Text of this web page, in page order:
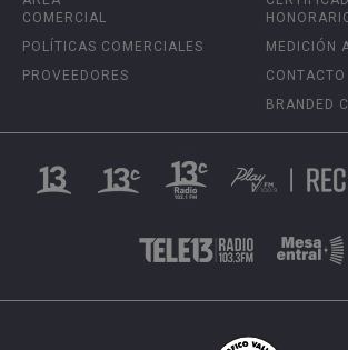
COMERCIAL
POLÍTICAS COMERCIALES
PROVEEDORES
MEDICIÓN
CONTACTO
BRANDED